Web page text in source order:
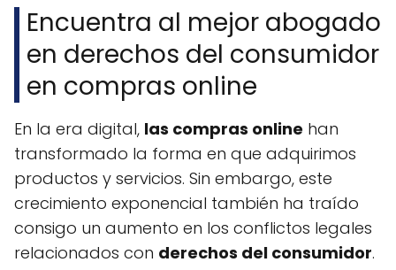
Encuentra al mejor abogado
en derechos del consumidor
en compras online
En la era digital, las compras online han
transformado la forma en que adquirimos
productos y servicios. Sin embargo, este
crecimiento exponencial también ha traído
consigo un aumento en los conflictos legales
relacionados con derechos del consumidor.